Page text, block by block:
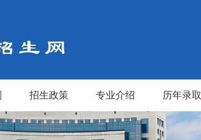
招生政策 专业介绍 历年录取